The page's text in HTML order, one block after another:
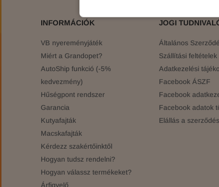
INFORMÁCIÓK
VB nyereményjáték
Miért a Grandopet?
AutoShip funkció (-5%
kedvezmény)
Hűségpont rendszer
Garancia
Kutyafajták
Macskafajták
Kérdezz szakértőinktől
Hogyan tudsz rendelni?
Hogyan válassz termékeket?
Árfigyelő
JOGI
Általános
Szállítási feltételek
Adatkezelési
Facebook ÁSZF
Facebook
Facebook adatok
Elállás a